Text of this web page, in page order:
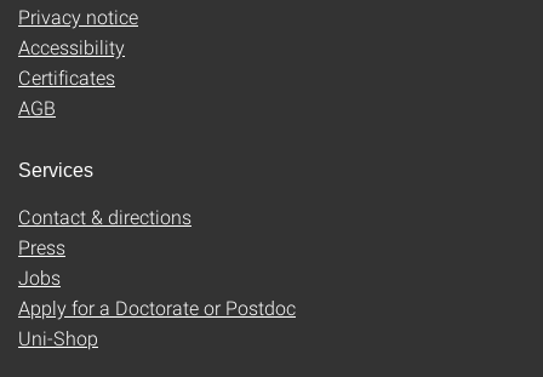
Privacy notice
Accessibility
Certificates
AGB
Services
Contact & directions
Press
Jobs
Apply for a Doctorate or Postdoc
Uni-Shop